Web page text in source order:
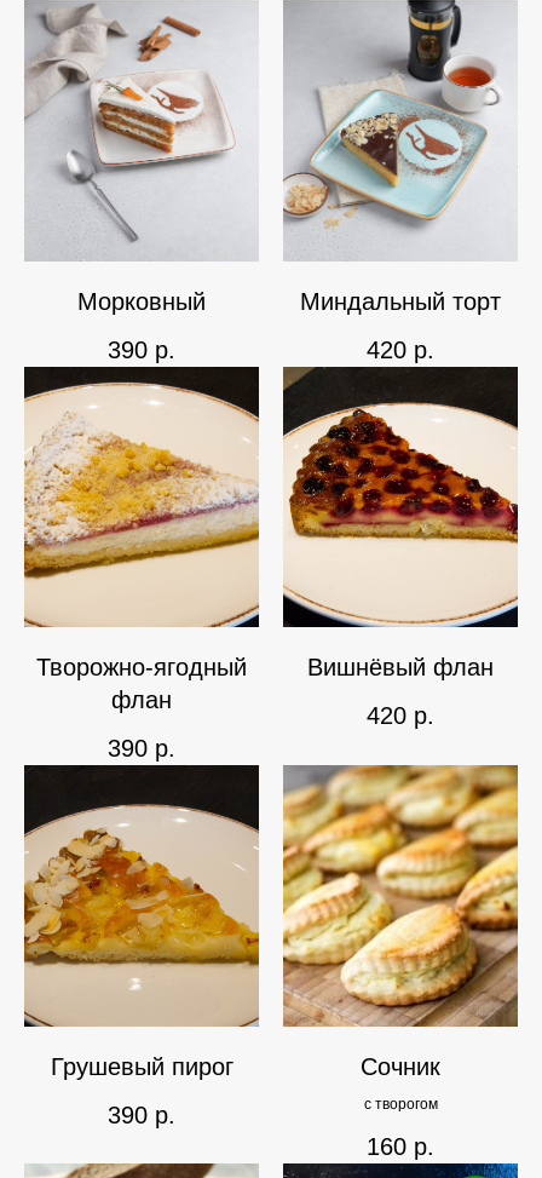
Морковный
390 р.
Миндальный торт
420 р.
Творожно-ягодный
флан
390 р.
Вишнёвый флан
420 р.
Грушевый пирог
390 р.
Сочник
с творогом
160 р.